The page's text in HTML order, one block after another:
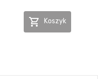
 Koszyk